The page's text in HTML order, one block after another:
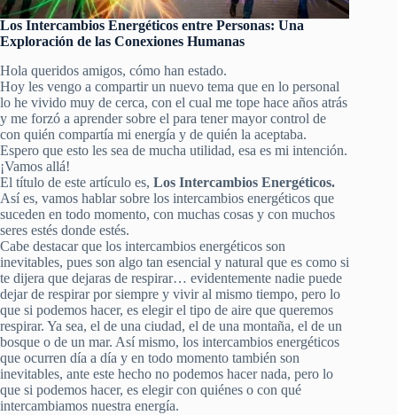
Los Intercambios Energéticos entre Personas: Una
Exploración de las Conexiones Humanas
Hola queridos amigos, cómo han estado.
Hoy les vengo a compartir un nuevo tema que en lo personal
lo he vivido muy de cerca, con el cual me tope hace años atrás
y me forzó a aprender sobre el para tener mayor control de
con quién compartía mi energía y de quién la aceptaba.
Espero que esto les sea de mucha utilidad, esa es mi intención.
¡Vamos allá!
El título de este artículo es, Los Intercambios Energéticos.
Así es, vamos hablar sobre los intercambios energéticos que
suceden en todo momento, con muchas cosas y con muchos
seres estés donde estés.
Cabe destacar que los intercambios energéticos son
inevitables, pues son algo tan esencial y natural que es como si
te dijera que dejaras de respirar… evidentemente nadie puede
dejar de respirar por siempre y vivir al mismo tiempo, pero lo
que si podemos hacer, es elegir el tipo de aire que queremos
respirar. Ya sea, el de una ciudad, el de una montaña, el de un
bosque o de un mar. Así mismo, los intercambios energéticos
que ocurren día a día y en todo momento también son
inevitables, ante este hecho no podemos hacer nada, pero lo
que si podemos hacer, es elegir con quiénes o con qué
intercambiamos nuestra energía.